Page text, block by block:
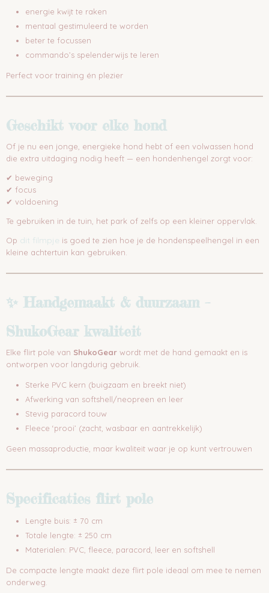
energie kwijt te raken
mentaal gestimuleerd te worden
beter te focussen
commando’s spelenderwijs te leren
Perfect voor training én plezier
Geschikt voor elke hond
Of je nu een jonge, energieke hond hebt of een volwassen hond
die extra uitdaging nodig heeft — een hondenhengel zorgt voor:
✔ beweging
✔ focus
✔ voldoening
Te gebruiken in de tuin, het park of zelfs op een kleiner oppervlak.
Op dit filmpje is goed te zien hoe je de hondenspeelhengel in een
kleine achtertuin kan gebruiken.
✨ Handgemaakt & duurzaam –
ShukoGear kwaliteit
Elke flirt pole van ShukoGear wordt met de hand gemaakt en is
ontworpen voor langdurig gebruik.
Sterke PVC kern (buigzaam en breekt niet)
Afwerking van softshell/neopreen en leer
Stevig paracord touw
Fleece ‘prooi’ (zacht, wasbaar en aantrekkelijk)
Geen massaproductie, maar kwaliteit waar je op kunt vertrouwen
Specificaties flirt pole
Lengte buis: ± 70 cm
Totale lengte: ± 250 cm
Materialen: PVC, fleece, paracord, leer en softshell
De compacte lengte maakt deze flirt pole ideaal om mee te nemen
onderweg.